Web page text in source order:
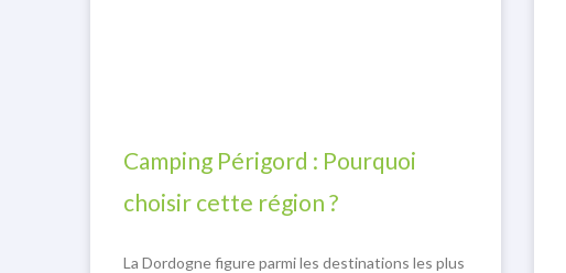
Camping Périgord : Pourquoi
choisir cette région ?
La Dordogne figure parmi les destinations les plus